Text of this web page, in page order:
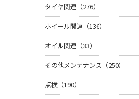
タイヤ関連（276）
ホイール関連（136）
オイル関連（33）
その他メンテナンス（250）
点検（190）